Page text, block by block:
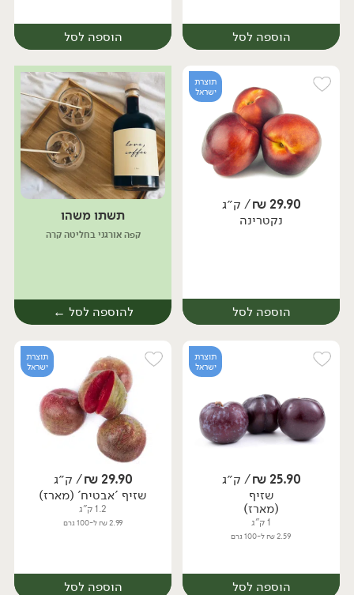
הוספה לסל
מארז
הוספה לסל
יח׳ ק״ג
תוצרת
ישראל
29.90
₪/ ק״ג
נקטרינה
הוספה לסל
תשתו משהו
קפה אורגני בחליטה קרה
להוספה לסל ←
תוצרת
ישראל
25.90
₪/ ק״ג
שזיף
(מארז)
1 ק"ג
2.59 ₪ ל-100 גרם
הוספה לסל
תוצרת
ישראל
29.90
₪/ ק״ג
שזיף 'אבטיח' (מארז)
1.2 ק"ג
2.99 ₪ ל-100 גרם
הוספה לסל